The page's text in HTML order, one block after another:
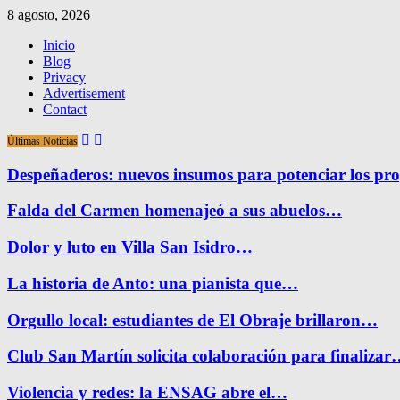
8 agosto, 2026
Inicio
Blog
Privacy
Advertisement
Contact
Últimas Noticias
Despeñaderos: nuevos insumos para potenciar los
Falda del Carmen homenajeó a sus abuelos…
Dolor y luto en Villa San Isidro…
La historia de Anto: una pianista que…
Orgullo local: estudiantes de El Obraje brillaron…
Club San Martín solicita colaboración para
Violencia y redes: la ENSAG abre el…